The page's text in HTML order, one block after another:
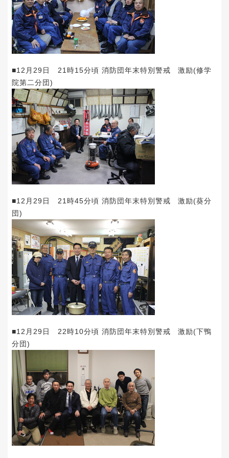
■12月29日 21時15分頃 消防団年末特別警戒 激励(修学
院第二分団)
■12月29日 21時45分頃 消防団年末特別警戒 激励(葵分
団)
■12月29日 22時10分頃 消防団年末特別警戒 激励(下鴨
分団)